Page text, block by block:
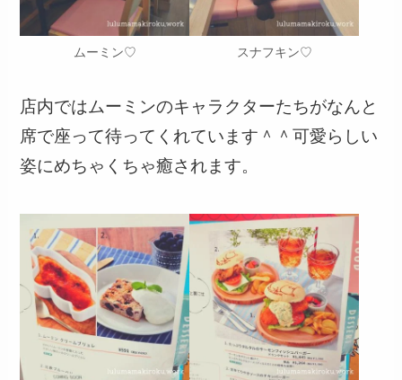
ムーミン♡ スナフキン♡
店内ではムーミンのキャラクターたちがなんと
席で座って待ってくれています＾＾可愛らしい
姿にめちゃくちゃ癒されます。